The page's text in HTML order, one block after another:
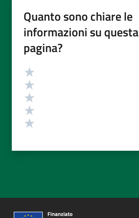
Quanto sono chiare le
informazioni su questa
pagina?
Valutazione